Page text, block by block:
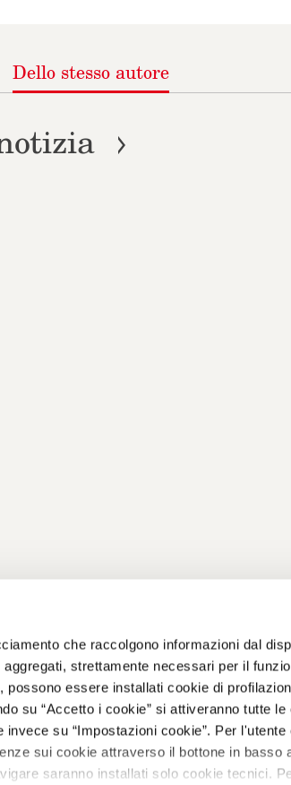
che raccolgono informazioni dal
strettamente necessari per il
essere installati cookie di
su “Accetto i cookie” si attiveranno tutte le
su “Impostazioni cookie”. Per l'utente
sui cookie attraverso il bottone in basso
saranno installati solo cookie tecnici.
Dello stesso autore
VAI ALLA SCHEDA
IL GRUPPO
Gruppo Feltrinelli
Giangiacomo
Feltrinelli Editore
La Feltrinelli.it
Fondazione
Feltrinelli